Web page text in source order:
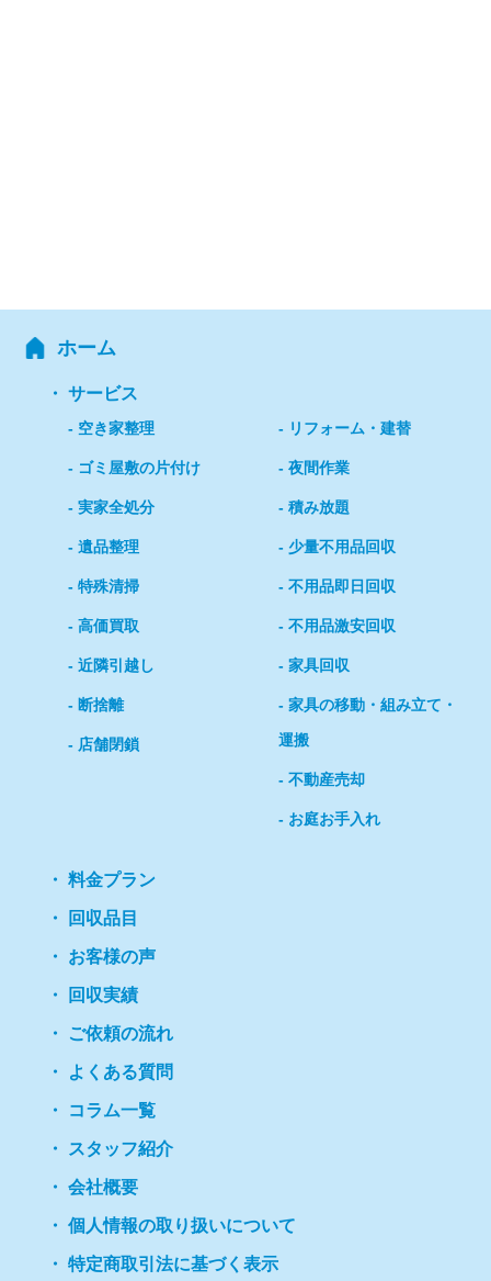
ホーム
サービス
空き家整理
ゴミ屋敷の片付け
実家全処分
遺品整理
特殊清掃
高価買取
近隣引越し
断捨離
店舗閉鎖
リフォーム・建替
夜間作業
積み放題
少量不用品回収
不用品即日回収
不用品激安回収
家具回収
家具の移動・組み立て・
運搬
不動産売却
お庭お手入れ
料金プラン
回収品目
お客様の声
回収実績
ご依頼の流れ
よくある質問
コラム一覧
スタッフ紹介
会社概要
個人情報の取り扱いについて
特定商取引法に基づく表示